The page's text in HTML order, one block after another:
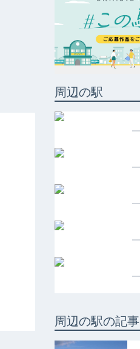
周辺の駅
周辺の駅の記事